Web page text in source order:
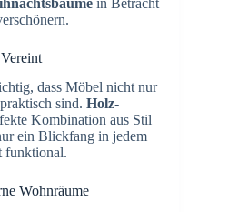
dass Möbel nicht nur
sind. Holz-
Kombination aus Stil
ein Blickfang in jedem
funktional.
Wohnräume